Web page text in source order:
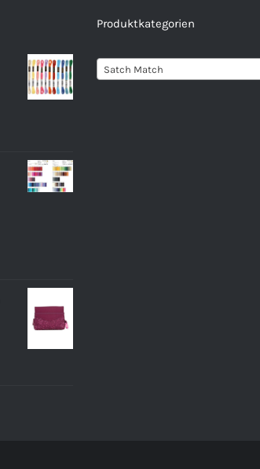
Produktkategorien
Satch Match